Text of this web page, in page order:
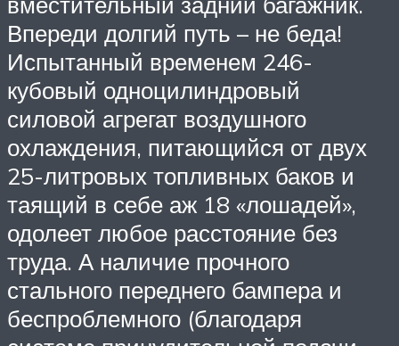
Впереди долгий путь – не беда!
Испытанный временем 246-
кубовый одноцилиндровый
силовой агрегат воздушного
охлаждения, питающийся от двух
25-литровых топливных баков и
таящий в себе аж 18 «лошадей»,
одолеет любое расстояние без
труда. А наличие прочного
стального переднего бампера и
беспроблемного (благодаря